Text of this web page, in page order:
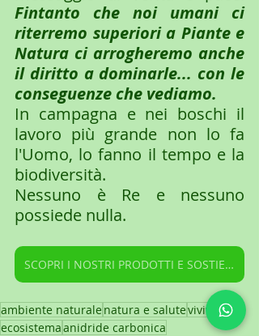
Fintanto che noi umani ci
riterremo superiori a Piante e
Natura ci arrogheremo anche
il diritto a dominarle... con le
conseguenze che vediamo.
In campagna e nei boschi il
lavoro più grande non lo fa
l'Uomo, lo fanno il tempo e la
biodiversità.
Nessuno è Re e nessuno
possiede nulla.
SCOPRI I NOSTRI PRODOTTI E SOSTIENI IL NOSTRO CENTRO EDUCATIVO
ambiente naturale natura e saluteviviverde
ecosistemaanidride carbonica